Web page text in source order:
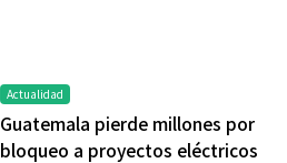
Actualidad
Guatemala pierde millones por
bloqueo a proyectos eléctricos